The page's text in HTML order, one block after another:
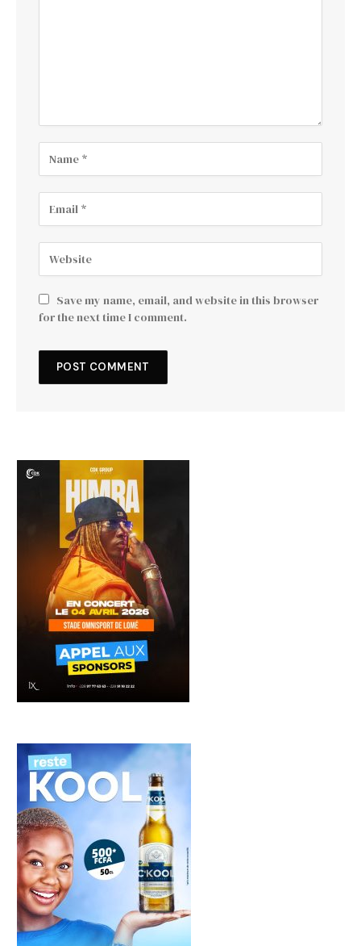
Save my name, email, and website in this browser
for the next time I comment.